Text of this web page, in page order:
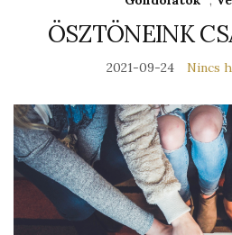
ÖSZTÖNEINK
2021-09-24 Nincs